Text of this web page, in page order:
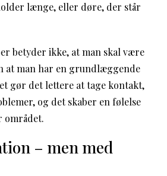
længe, eller døre, der står
betyder ikke, at man skal være
at man har en grundlæggende
gør det lettere at tage kontakt,
og det skaber en følelse
området.
– men med